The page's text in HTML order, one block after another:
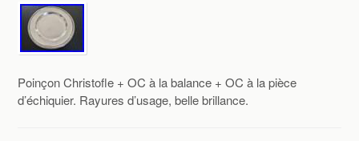
Poinçon Christofle + OC à la balance + OC à la pièce
d’échiquier. Rayures d’usage, belle brillance.